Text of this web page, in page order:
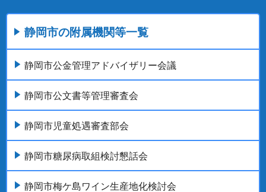
静岡市の附属機関等一覧
静岡市公金管理アドバイザリー会議
静岡市公文書等管理審査会
静岡市児童処遇審査部会
静岡市糖尿病取組検討懇話会
静岡市梅ケ島ワイン生産地化検討会